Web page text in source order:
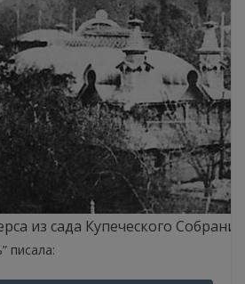
из сада Купеческого
писала: